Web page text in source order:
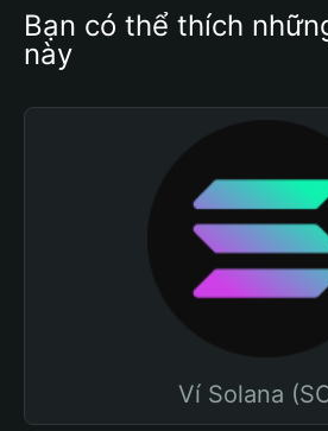
Bạn có thể thích
này
Ví Solana